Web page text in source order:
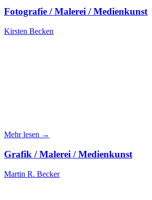
Fotografie / Malerei / Medienkunst
Kirsten Becken
Mehr lesen →
Grafik / Malerei / Medienkunst
Martin R. Becker